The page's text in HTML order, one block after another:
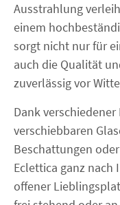
Ausstrahlung
einem
sorgt nicht nur für
auch die Qualität
zuverlässig vor
Dank
verschiebbaren
Beschattungen
Eclettica ganz nach
offener